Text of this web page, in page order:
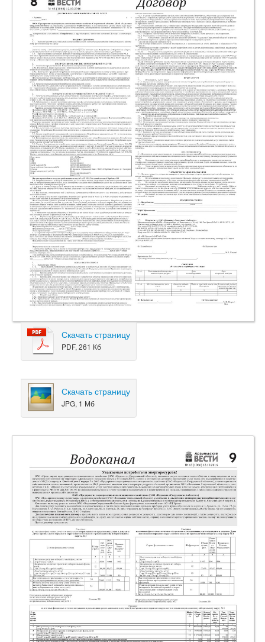
Скачать страницу
PDF, 261 Кб
Скачать страницу
JPG, 1 Мб